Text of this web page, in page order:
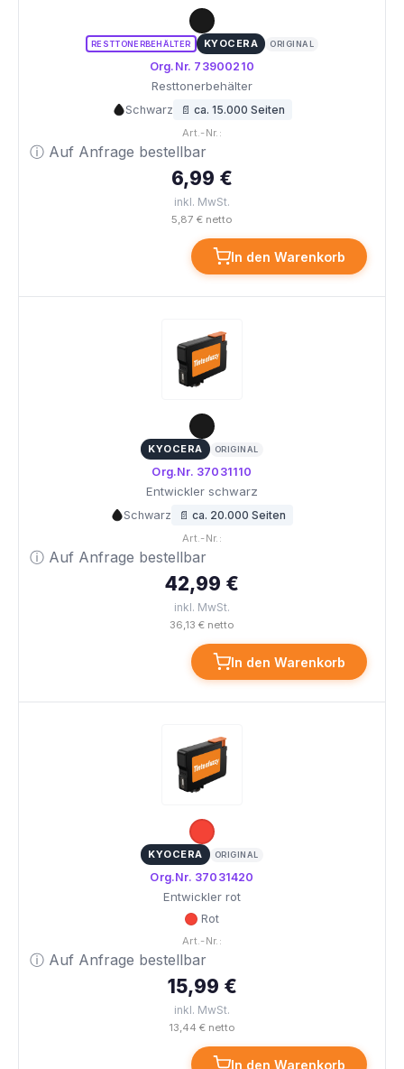
RESTTONERBEHÄLTER KYOCERA ORIGINAL
Org.Nr. 73900210
Resttonerbehälter
Schwarz 📄 ca. 15.000 Seiten
Art.-Nr.:
ⓘ Auf Anfrage bestellbar
6,99 €
inkl. MwSt.
5,87 € netto
In den Warenkorb
KYOCERA ORIGINAL
Org.Nr. 37031110
Entwickler schwarz
Schwarz 📄 ca. 20.000 Seiten
Art.-Nr.:
ⓘ Auf Anfrage bestellbar
42,99 €
inkl. MwSt.
36,13 € netto
In den Warenkorb
KYOCERA ORIGINAL
Org.Nr. 37031420
Entwickler rot
Rot
Art.-Nr.:
ⓘ Auf Anfrage bestellbar
15,99 €
inkl. MwSt.
13,44 € netto
In den Warenkorb